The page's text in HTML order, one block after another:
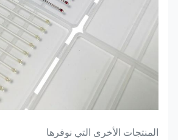
المنتجات الأخرى التي نوفرها